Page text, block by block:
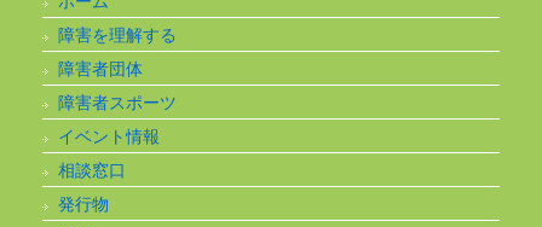
障害を理解する
障害者団体
障害者スポーツ
イベント情報
相談窓口
発行物